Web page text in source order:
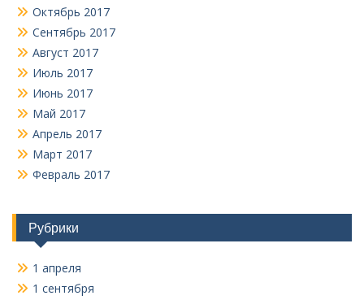
Октябрь 2017
Сентябрь 2017
Август 2017
Июль 2017
Июнь 2017
Май 2017
Апрель 2017
Март 2017
Февраль 2017
Рубрики
1 апреля
1 сентября